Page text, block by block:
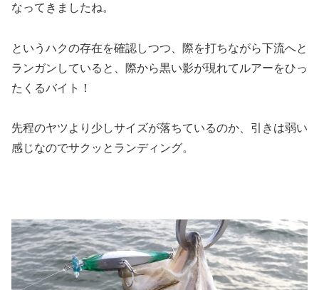
なってきましたね。
というハクの存在を確認しつつ、際を打ちながら下流へと
ランガンしていると、際から黒い影が現れてルアーをひっ
たくるバイト！
先程のヤツより少しサイズが落ちているのか、引きは弱い
感じなのでサクッとランディング。